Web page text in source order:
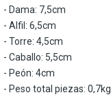
- Dama: 7,5cm
- Alfil: 6,5cm
- Torre: 4,5cm
- Caballo: 5,5cm
- Peón: 4cm
- Peso total piezas: 0,7kg